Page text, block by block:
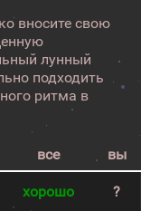
вносите свою
лунный
подходить
ритма в
все вы
хорошо ?